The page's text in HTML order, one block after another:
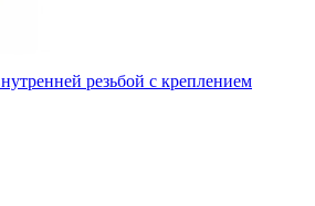
резьбой с креплением